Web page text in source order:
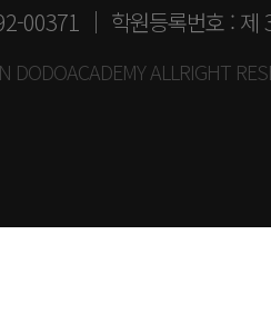
00371 │ 학원등록번호 : 제
DODOACADEMY ALLRIGHT